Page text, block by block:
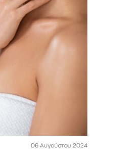
06 Αυγούστου 2024